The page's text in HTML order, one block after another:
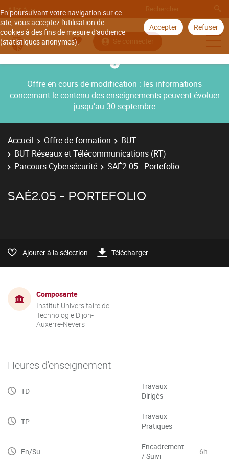
En poursuivant votre navigation sur ce
site, vous acceptez l'utilisation de
cookies à des fins de mesure d'audience
(statistiques anonymes).
Accepter Refuser
Aller à
Se connecter
Offre en cours de modification : les informations
concernant le contenu des enseignements peuvent évoluer
jusqu’au 30 septembre
Accueil Offre de formation
BUT
BUT Réseaux et Télécommunications (RT)
Parcours Cybersécurité
SAÉ2.05 - Portefolio
SAÉ2.05 - PORTEFOLIO
Ajouter à la sélection Télécharger
Composante
Institut Universitaire de
Technologie Dijon-
Auxerre-Nevers
Heures d'enseignement
TD
Travaux
Dirigés
TP
Travaux
Pratiques
En/Su
Encadrement
/ Suivi
6h